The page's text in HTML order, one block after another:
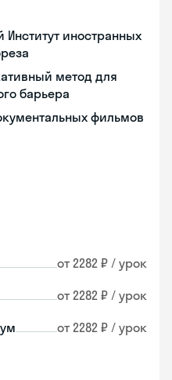
иностранных
метод для
барьера
фильмов
от 2282 ₽ / урок
от 2282 ₽ / урок
от 2282 ₽ / урок